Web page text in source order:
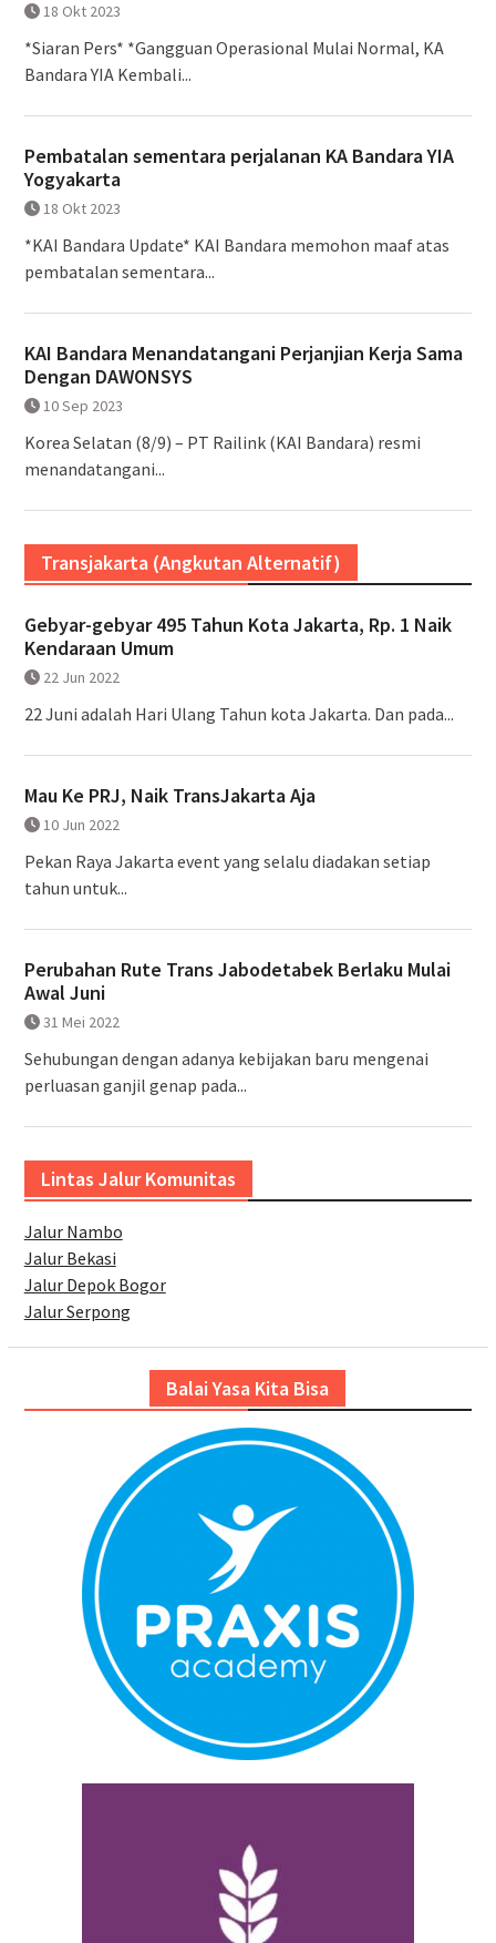
18 Okt 2023
*Siaran Pers* *Gangguan Operasional Mulai Normal, KA
Bandara YIA Kembali...
Pembatalan sementara perjalanan KA Bandara YIA
Yogyakarta
18 Okt 2023
*KAI Bandara Update* KAI Bandara memohon maaf atas
pembatalan sementara...
KAI Bandara Menandatangani Perjanjian Kerja Sama
Dengan DAWONSYS
10 Sep 2023
Korea Selatan (8/9) – PT Railink (KAI Bandara) resmi
menandatangani...
Transjakarta (Angkutan Alternatif)
Gebyar-gebyar 495 Tahun Kota Jakarta, Rp. 1 Naik
Kendaraan Umum
22 Jun 2022
22 Juni adalah Hari Ulang Tahun kota Jakarta. Dan pada...
Mau Ke PRJ, Naik TransJakarta Aja
10 Jun 2022
Pekan Raya Jakarta event yang selalu diadakan setiap
tahun untuk...
Perubahan Rute Trans Jabodetabek Berlaku Mulai
Awal Juni
31 Mei 2022
Sehubungan dengan adanya kebijakan baru mengenai
perluasan ganjil genap pada...
Lintas Jalur Komunitas
Jalur Nambo
Jalur Bekasi
Jalur Depok Bogor
Jalur Serpong
Balai Yasa Kita Bisa